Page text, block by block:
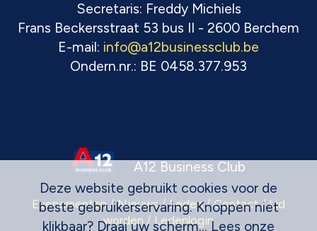
Secretaris: Freddy Michiels
Frans Beckersstraat 53 bus II - 2600 Berchem
E-mail: info@a12businessclub.be
Ondern.nr.: BE 0458.377.953
A12 Business Club
Evenementen/Nieuws/Leden/Contact/Lid
worden/ Ledenlogin
Deze website gebruikt cookies voor de
beste gebruikerservaring. Knoppen niet
klikbaar? Draai uw scherm... Lees onze